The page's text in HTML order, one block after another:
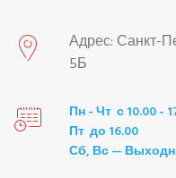
Адрес: Санкт-
5Б
Пн - Чт с 10.00 -
Пт до 16.00
Сб, Вс —